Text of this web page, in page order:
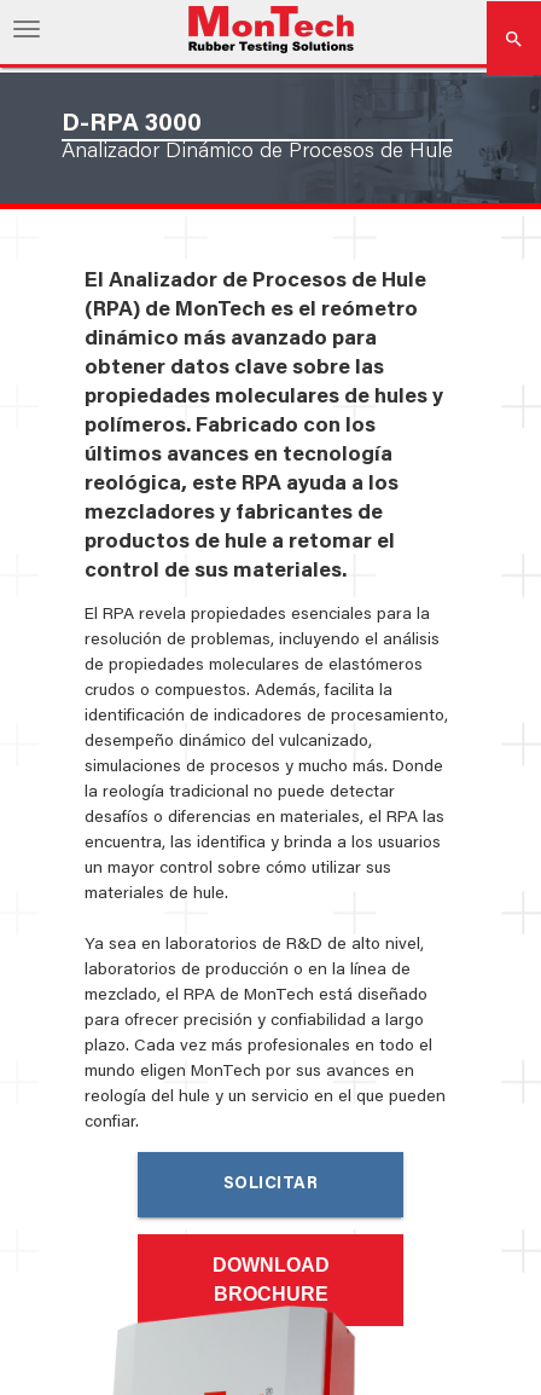
D-RPA 3000
Analizador Dinámico de Procesos de Hule
El Analizador de Procesos de Hule
(RPA) de MonTech es el reómetro
dinámico más avanzado para
obtener datos clave sobre las
propiedades moleculares de hules y
polímeros. Fabricado con los
últimos avances en tecnología
reológica, este RPA ayuda a los
mezcladores y fabricantes de
productos de hule a retomar el
control de sus materiales.
El RPA revela propiedades esenciales para la
resolución de problemas, incluyendo el análisis
de propiedades moleculares de elastómeros
crudos o compuestos. Además, facilita la
identificación de indicadores de procesamiento,
desempeño dinámico del vulcanizado,
simulaciones de procesos y mucho más. Donde
la reología tradicional no puede detectar
desafíos o diferencias en materiales, el RPA las
encuentra, las identifica y brinda a los usuarios
un mayor control sobre cómo utilizar sus
materiales de hule.
Ya sea en laboratorios de R&D de alto nivel,
laboratorios de producción o en la línea de
mezclado, el RPA de MonTech está diseñado
para ofrecer precisión y confiabilidad a largo
plazo. Cada vez más profesionales en todo el
mundo eligen MonTech por sus avances en
reología del hule y un servicio en el que pueden
confiar.
SOLICITAR
DOWNLOAD
BROCHURE